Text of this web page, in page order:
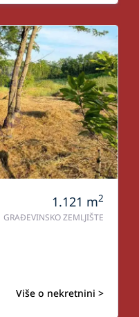
1.121 m2
GRAĐEVINSKO ZEMLJIŠTE
Više o nekretnini >